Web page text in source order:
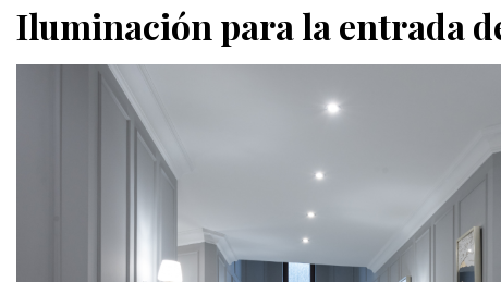
Iluminación para la entrada